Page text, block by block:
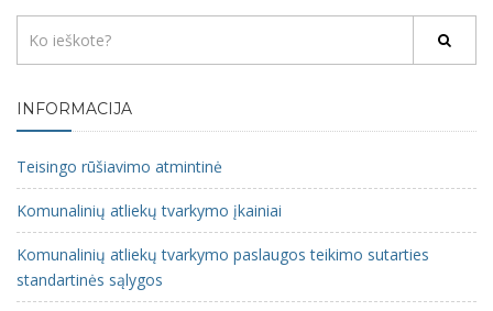
INFORMACIJA
Teisingo rūšiavimo atmintinė
Komunalinių atliekų tvarkymo įkainiai
Komunalinių atliekų tvarkymo paslaugos teikimo sutarties
standartinės sąlygos